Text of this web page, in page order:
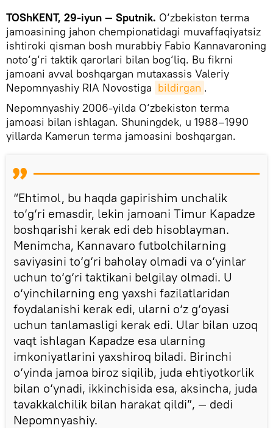
TOShKENT, 29-iyun — Sputnik. O‘zbekiston terma
jamoasining jahon chempionatidagi muvaffaqiyatsiz
ishtiroki qisman bosh murabbiy Fabio Kannavaroning
noto‘g‘ri taktik qarorlari bilan bog‘liq. Bu fikrni
jamoani avval boshqargan mutaxassis Valeriy
Nepomnyashiy RIA Novostiga bildirgan .
Nepomnyashiy 2006-yilda O‘zbekiston terma
jamoasi bilan ishlagan. Shuningdek, u 1988–1990
yillarda Kamerun terma jamoasini boshqargan.
“Ehtimol, bu haqda gapirishim unchalik
to‘g‘ri emasdir, lekin jamoani Timur Kapadze
boshqarishi kerak edi deb hisoblayman.
Menimcha, Kannavaro futbolchilarning
saviyasini to‘g‘ri baholay olmadi va o‘yinlar
uchun to‘g‘ri taktikani belgilay olmadi. U
o‘yinchilarning eng yaxshi fazilatlaridan
foydalanishi kerak edi, ularni o‘z g‘oyasi
uchun tanlamasligi kerak edi. Ular bilan uzoq
vaqt ishlagan Kapadze esa ularning
imkoniyatlarini yaxshiroq biladi. Birinchi
o‘yinda jamoa biroz siqilib, juda ehtiyotkorlik
bilan o‘ynadi, ikkinchisida esa, aksincha, juda
tavakkalchilik bilan harakat qildi”, — dedi
Nepomnyashiy.